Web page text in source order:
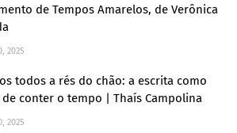
de Tempos Amarelos, de Verônica
2025
todos a rés do chão: a escrita como
conter o tempo | Thaís Campolina
2025